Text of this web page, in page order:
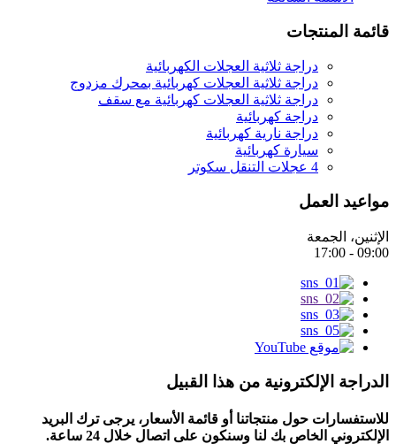
قائمة المنتجات
دراجة ثلاثية العجلات الكهربائية
دراجة ثلاثية العجلات كهربائية بمحرك مزدوج
دراجة ثلاثية العجلات كهربائية مع سقف
دراجة كهربائية
دراجة نارية كهربائية
سيارة كهربائية
4 عجلات التنقل سكوتر
مواعيد العمل
الإثنين، الجمعة
09:00 - 17:00
الدراجة الإلكترونية من هذا القبيل
للاستفسارات حول منتجاتنا أو قائمة الأسعار، يرجى ترك البريد
الإلكتروني الخاص بك لنا وسنكون على اتصال خلال 24 ساعة.